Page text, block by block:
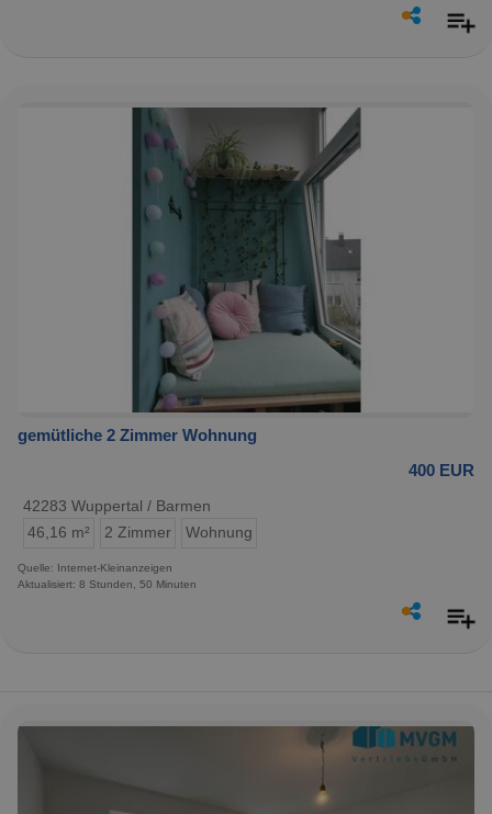
gemütliche 2 Zimmer Wohnung
400 EUR
42283 Wuppertal / Barmen
46,16 m²
2 Zimmer Wohnung
Quelle: Internet-Kleinanzeigen
Aktualisiert: 8 Stunden, 50 Minuten